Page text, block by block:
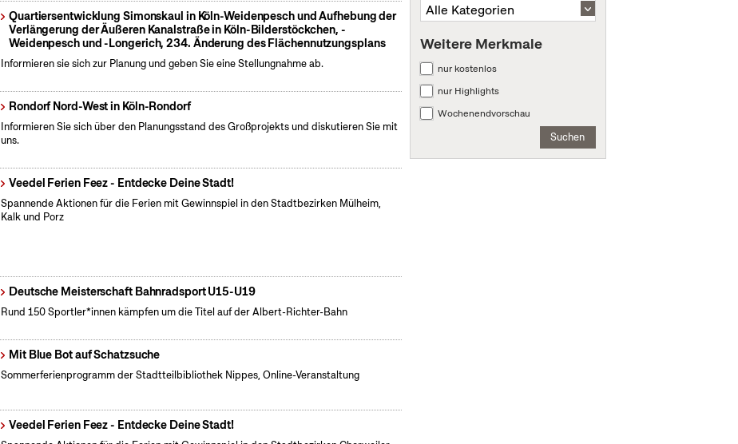
Quartiersentwicklung Simonskaul in Köln-Weidenpesch und Aufhebung der
Verlängerung der Äußeren Kanalstraße in Köln-Bilderstöckchen, -
Weidenpesch und -Longerich, 234. Änderung des Flächennutzungsplans
Informieren sie sich zur Planung und geben Sie eine Stellungnahme ab.
Rondorf Nord-West in Köln-Rondorf
Informieren Sie sich über den Planungsstand des Großprojekts und diskutieren Sie mit
uns.
Veedel Ferien Feez - Entdecke Deine Stadt!
Spannende Aktionen für die Ferien mit Gewinnspiel in den Stadtbezirken Mülheim,
Kalk und Porz
Deutsche Meisterschaft Bahnradsport U15-U19
Rund 150 Sportler*innen kämpfen um die Titel auf der Albert-Richter-Bahn
Mit Blue Bot auf Schatzsuche
Sommerferienprogramm der Stadtteilbibliothek Nippes, Online-Veranstaltung
Veedel Ferien Feez - Entdecke Deine Stadt!
Weitere Merkmale
nur kostenlos
nur Highlights
Wochenendvorschau
Suchen